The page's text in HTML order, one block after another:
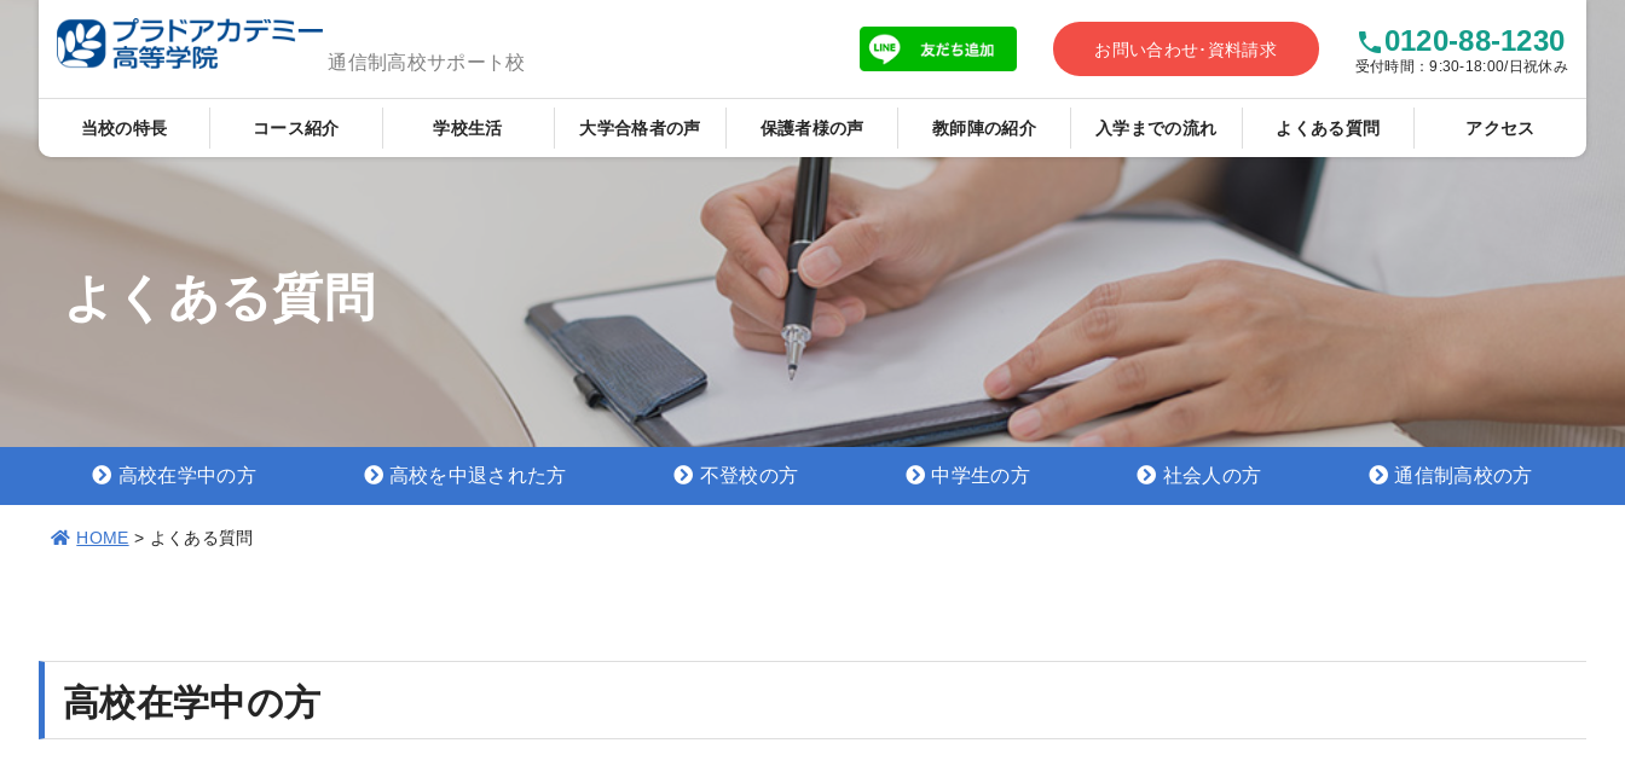
通信制高校サポート校
お問い合わせ･資料請求 phone0120-88-1230
受付時間：9:30-18:00/日祝休み
当校の特長 コース紹介 学校生活 大学合格者の声 保護者様の声 教師陣の紹介 入学までの流れ よくある質問 アクセス
よくある質問
高校在学中の方 高校を中退された方 不登校の方 中学生の方 社会人の方 通信制高校の方
HOME > よくある質問
高校在学中の方